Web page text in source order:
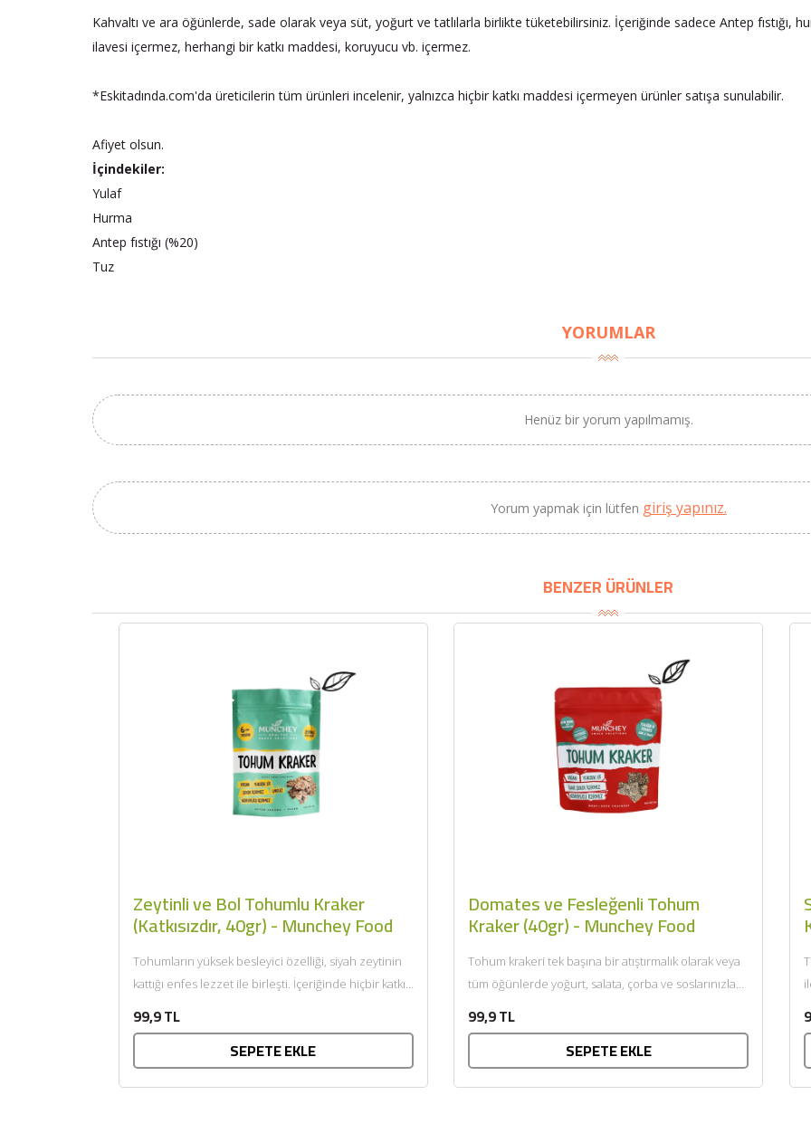
Kahvaltı ve ara öğünlerde, sade olarak veya süt, yoğurt ve tatlılarla birlikte tüketebilirsiniz. İçeriğinde sadece Antep fıstığı,
ilavesi içermez, herhangi bir katkı maddesi, koruyucu vb. içermez.
*Eskitadında.com'da üreticilerin tüm ürünleri incelenir, yalnızca hiçbir katkı maddesi içermeyen ürünler satışa sunulabilir.
Afiyet olsun.
İçindekiler:
Yulaf
Hurma
Antep fıstığı (%20)
Tuz
YORUMLAR
Henüz bir yorum yapılmamış.
Yorum yapmak için lütfen giriş yapınız.
BENZER ÜRÜNLER
Zeytinli ve Bol Tohumlu Kraker
(Katkısızdır, 40gr) - Munchey Food
Tohumların yüksek besleyici özelliği, siyah zeytinin
kattığı enfes lezzet ile birleşti. İçeriğinde hiçbir katkı
99,9 TL
SEPETE EKLE
Domates ve Fesleğenli Tohum
Kraker (40gr) - Munchey Food
Tohum krakeri tek başına bir atıştırmalık olarak veya
tüm öğünlerde yoğurt, salata, çorba ve soslarınızla
99,9 TL
SEPETE EKLE
BU HAFTANIN PLANLI İNDİRİMİ
Kaan Olgun Hasat
(5lt, Soğuk Sıkım) - Bilgem
SEPETE EKLE